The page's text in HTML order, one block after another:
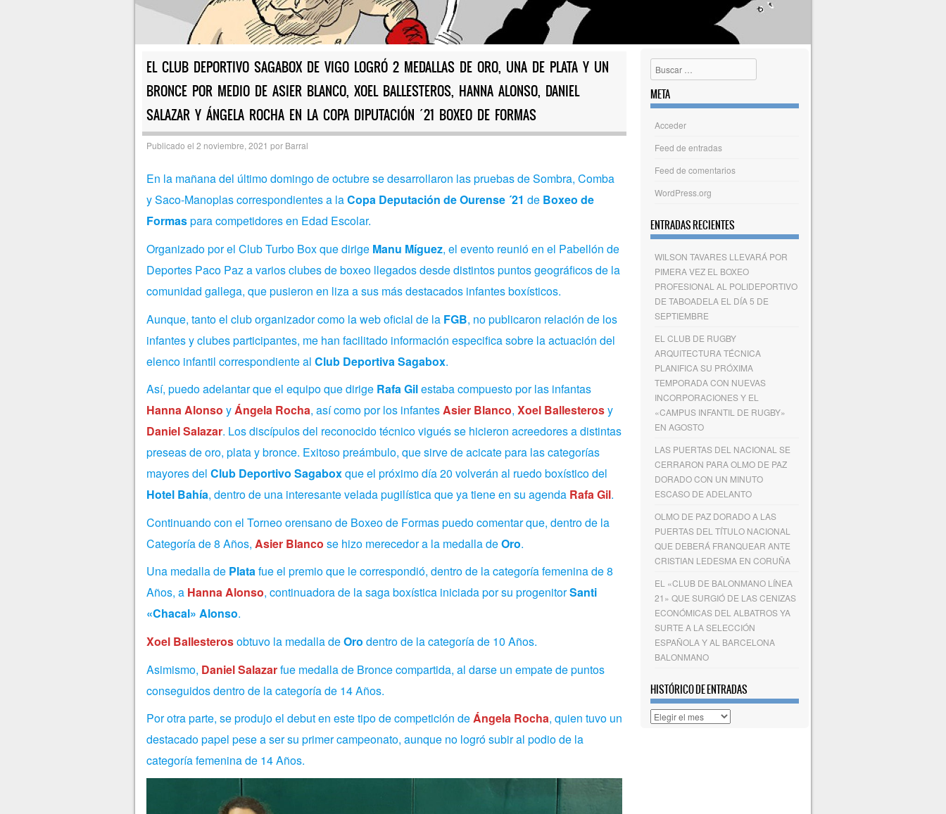
EL CLUB DEPORTIVO SAGABOX DE VIGO LOGRÓ 2 MEDALLAS DE ORO, UNA DE PLATA Y UN
BRONCE POR MEDIO DE ASIER BLANCO, XOEL BALLESTEROS, HANNA ALONSO, DANIEL
SALAZAR Y ÁNGELA ROCHA EN LA COPA DIPUTACIÓN ´21 BOXEO DE FORMAS
Publicado el 2 noviembre, 2021 por Barral
En la mañana del último domingo de octubre se desarrollaron las pruebas de Sombra, Comba
y Saco-Manoplas correspondientes a laCopa Deputación de Ourense ´21 de Boxeo de
Formaspara competidores en Edad Escolar.
Organizado por el Club Turbo Box que dirige Manu Míguez, el evento reunió en el Pabellón de
Deportes Paco Paz a varios clubes de boxeo llegados desde distintos puntos geográficos de la
comunidad gallega, que pusieron en liza a sus más destacados infantes boxísticos.
Aunque, tanto el club organizador como la web oficial de la FGB, no publicaron relación de los
infantes y clubes participantes, me han facilitado información especifica sobre la actuación del
elenco infantil correspondiente al Club Deportiva Sagabox.
Así, puedo adelantar que el equipo que dirige Rafa Gilestaba compuesto por las infantas
Hanna Alonso yÁngela Rocha, así como por los infantesAsier Blanco, Xoel Ballesterosy
Daniel Salazar. Los discípulos del reconocido técnico vigués se hicieron acreedores a distintas
preseas de oro, plata y bronce. Exitoso preámbulo, que sirve de acicate para las categorías
mayores del Club Deportivo Sagaboxque el próximo día 20 volverán al ruedo boxístico del
Hotel Bahía, dentro de una interesante velada pugilística que ya tiene en su agendaRafa Gil.
Continuando con el Torneo orensano de Boxeo de Formas puedo comentar que, dentro de la
Categoría de 8 Años, Asier Blanco se hizo merecedor a la medalla deOro.
Una medalla de Platafue el premio que le correspondió, dentro de la categoría femenina de 8
Años, aHanna Alonso, continuadora de la saga boxística iniciada por su progenitorSanti
«Chacal» Alonso.
Xoel Ballesterosobtuvo la medalla deOro dentro de la categoría de 10 Años.
Asimismo, Daniel Salazarfue medalla de Bronce compartida, al darse un empate de puntos
conseguidos dentro de la categoría de 14 Años.
Por otra parte, se produjo el debut en este tipo de competición deÁngela Rocha, quien tuvo un
destacado papel pese a ser su primer campeonato, aunque no logró subir al podio de la
categoría femenina de 14 Años.
Buscar
META
Acceder
Feed de entradas
Feed de comentarios
WordPress.org
ENTRADAS RECIENTES
WILSON TAVARES LLEVARÁ POR
PIMERA VEZ EL BOXEO
PROFESIONAL AL POLIDEPORTIVO
DE TABOADELA EL DÍA 5 DE
SEPTIEMBRE
EL CLUB DE RUGBY
ARQUITECTURA TÉCNICA
PLANIFICA SU PRÓXIMA
TEMPORADA CON NUEVAS
INCORPORACIONES Y EL
«CAMPUS INFANTIL DE RUGBY»
EN AGOSTO
LAS PUERTAS DEL NACIONAL SE
CERRARON PARA OLMO DE PAZ
DORADO CON UN MINUTO
ESCASO DE ADELANTO
OLMO DE PAZ DORADO A LAS
PUERTAS DEL TÍTULO NACIONAL
QUE DEBERÁ FRANQUEAR ANTE
CRISTIAN LEDESMA EN CORUÑA
EL «CLUB DE BALONMANO LÍNEA
21» QUE SURGIÓ DE LAS CENIZAS
ECONÓMICAS DEL ALBATROS YA
SURTE A LA SELECCIÓN
ESPAÑOLA Y AL BARCELONA
BALONMANO
HISTÓRICO DE ENTRADAS
Histórico